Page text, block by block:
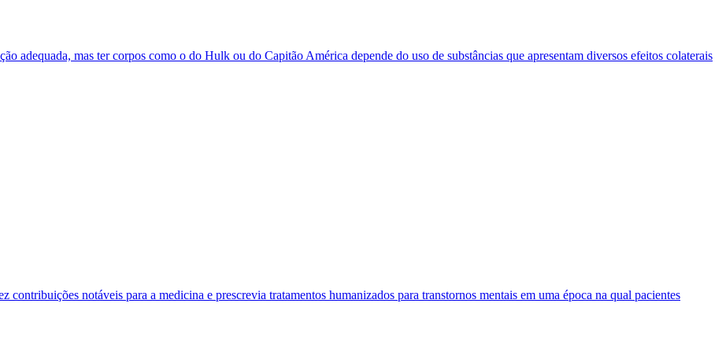
adequada, mas ter corpos como o do Hulk ou do Capitão América depende do uso de substâncias que apresentam diversos efeitos colaterais
notáveis para a medicina e prescrevia tratamentos humanizados para transtornos mentais em uma época na qual pacientes